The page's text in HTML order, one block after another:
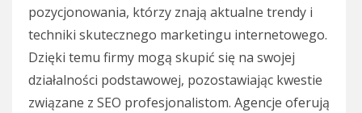
pozycjonowania, którzy znają aktualne trendy i
techniki skutecznego marketingu internetowego.
Dzięki temu firmy mogą skupić się na swojej
działalności podstawowej, pozostawiając kwestie
związane z SEO profesjonalistom. Agencje oferują